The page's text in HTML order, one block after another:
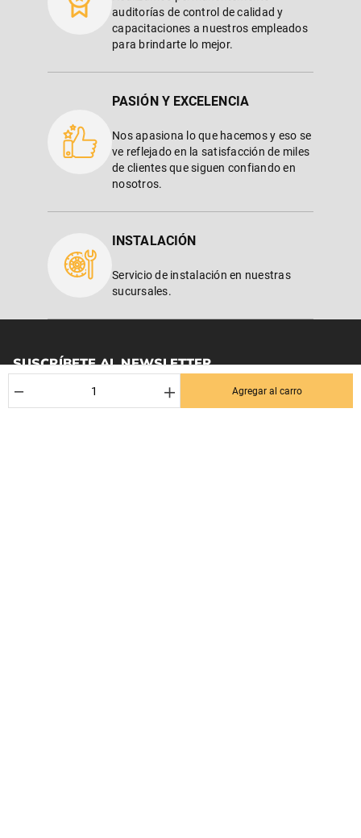
＋
－ Agregar al carro
auditorías de control de calidad y
capacitaciones a nuestros empleados
para brindarte lo mejor.
PASIÓN Y EXCELENCIA
Nos apasiona lo que hacemos y eso se
ve reflejado en la satisfacción de miles
de clientes que siguen confiando en
nosotros.
INSTALACIÓN
Servicio de instalación en nuestras
sucursales.
SUSCRÍBETE AL NEWSLETTER
¡Entérate de los mejores Dctos% para tu próxima compra! Y se el
primero en enterarte de las últimas noticias en tu email.